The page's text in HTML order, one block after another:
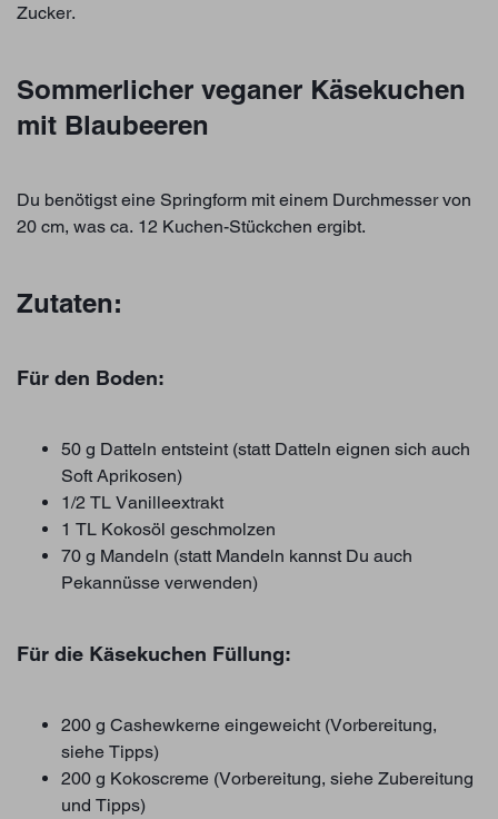
Zucker.
Sommerlicher veganer Käsekuchen
mit Blaubeeren
Du benötigst eine Springform mit einem Durchmesser von
20 cm, was ca. 12 Kuchen-Stückchen ergibt.
Zutaten:
Für den Boden:
50 g Datteln entsteint (statt Datteln eignen sich auch
Soft Aprikosen)
1/2 TL Vanilleextrakt
1 TL Kokosöl geschmolzen
70 g Mandeln (statt Mandeln kannst Du auch
Pekannüsse verwenden)
Für die Käsekuchen Füllung:
200 g Cashewkerne eingeweicht (Vorbereitung,
siehe Tipps)
200 g Kokoscreme (Vorbereitung, siehe Zubereitung
und Tipps)